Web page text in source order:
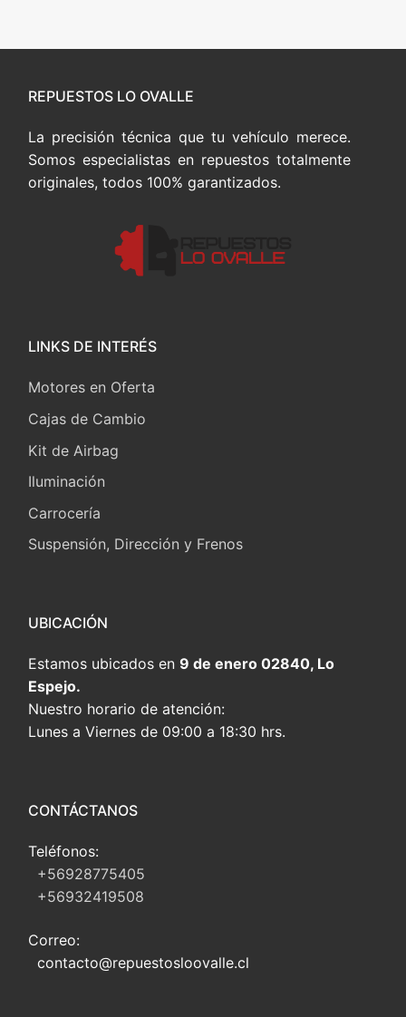
REPUESTOS LO OVALLE
La precisión técnica que tu vehículo merece.
Somos especialistas en repuestos totalmente
originales, todos 100% garantizados.
LINKS DE INTERÉS
Motores en Oferta
Cajas de Cambio
Kit de Airbag
Iluminación
Carrocería
Suspensión, Dirección y Frenos
UBICACIÓN
Estamos ubicados en 9 de enero 02840, Lo
Espejo.
Nuestro horario de atención:
Lunes a Viernes de 09:00 a 18:30 hrs.
CONTÁCTANOS
Teléfonos:
+56928775405
+56932419508
Correo:
contacto@repuestosloovalle.cl